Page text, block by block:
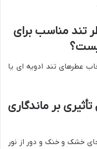
مناسب برای
عطرهای تند ادویه ای یا
بر ماندگاری
خشک و خنک و دور از نور